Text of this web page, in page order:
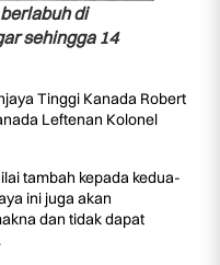
di
sehingga 14
Tinggi Kanada Robert
Leftenan Kolonel
tambah kepada kedua-
ini juga akan
dan tidak dapat